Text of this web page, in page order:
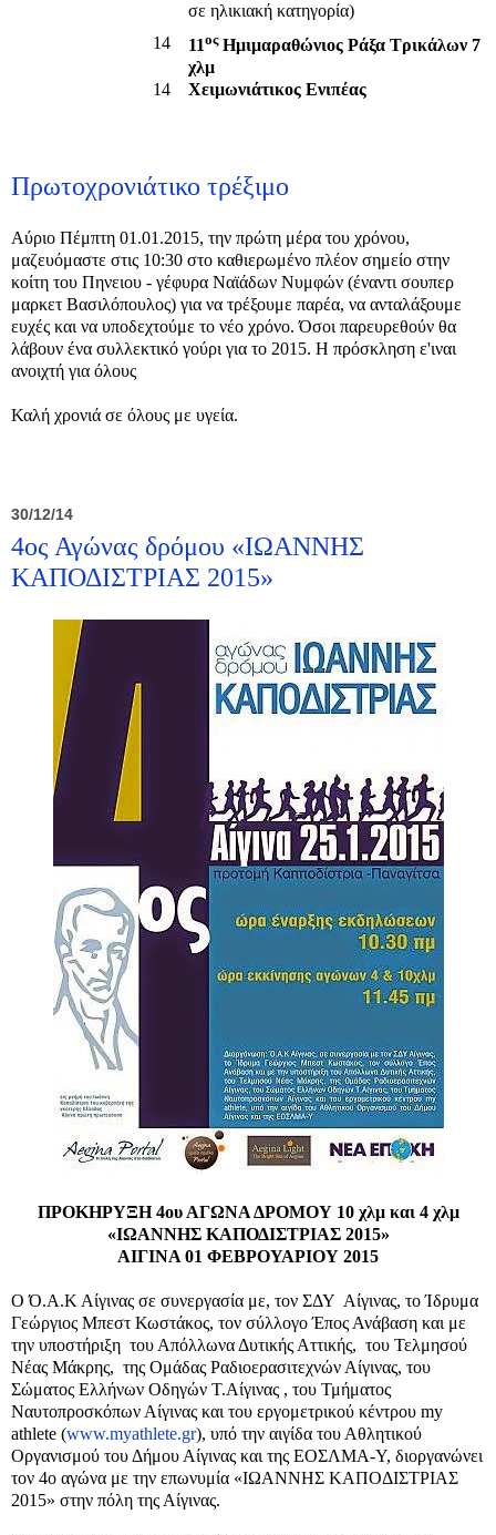
σε ηλικιακή κατηγορία)
14
11οςΗμιμαραθώνιος Ράξα Τρικάλων 7
χλμ
14
Χειμωνιάτικος Ενιπέας
Πρωτοχρονιάτικο τρέξιμο
Αύριο Πέμπτη 01.01.2015, την πρώτη μέρα του χρόνου,
μαζευόμαστε στις 10:30 στο καθιερωμένο πλέον σημείο στην
κοίτη του Πηνειου - γέφυρα Ναϊάδων Νυμφών (έναντι σουπερ
μαρκετ Βασιλόπουλος) για να τρέξουμε παρέα, να ανταλάξουμε
ευχές και να υποδεχτούμε το νέο χρόνο. Όσοι παρευρεθούν θα
λάβουν ένα συλλεκτικό γούρι για το 2015. Η πρόσκληση ε'ιναι
ανοιχτή για όλους
Καλή χρονιά σε όλους με υγεία.
30/12/14
4ος Αγώνας δρόμου «ΙΩΑΝΝΗΣ
ΚΑΠΟΔΙΣΤΡΙΑΣ 2015»
ΠΡΟΚΗΡΥΞΗ 4ου ΑΓΩΝΑ ΔΡΟΜΟΥ 10 χλμ και 4 χλμ
«ΙΩΑΝΝΗΣ ΚΑΠΟΔΙΣΤΡΙΑΣ 2015»
ΑΙΓΙΝΑ 01 ΦΕΒΡΟΥΑΡΙΟΥ 2015
Ο Ό.Α.Κ Αίγινας σε συνεργασία με, τον ΣΔΥ Αίγινας, το Ίδρυμα
Γεώργιος Μπεστ Κωστάκος, τον σύλλογο Έπος Ανάβαση και με
την υποστήριξη του Απόλλωνα Δυτικής Αττικής, του Τελμησού
Νέας Μάκρης, της Ομάδας Ραδιοερασιτεχνών Αίγινας, του
Σώματος Ελλήνων Οδηγών Τ.Αίγινας , του Τμήματος
Ναυτοπροσκόπων Αίγινας και του εργομετρικού κέντρου my
athlete (www.myathlete.gr), υπό την αιγίδα του Αθλητικού
Οργανισμού του Δήμου Αίγινας και της ΕΟΣΛΜΑ-Υ, διοργανώνει
τον 4ο αγώνα με την επωνυμία «ΙΩΑΝΝΗΣ ΚΑΠΟΔΙΣΤΡΙΑΣ
2015» στην πόλη της Αίγινας.